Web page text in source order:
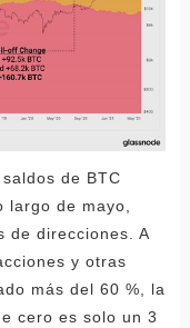
de BTC
largo de mayo,
de direcciones. A
y otras
más del 60 %, la
cero es solo un 3